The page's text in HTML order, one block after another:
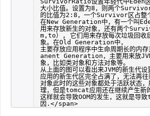
大小比值。设置为8，则两个
的比值为2:8，一个Survivor区占整
在New Generation中，有一个叫
用来存放新生的对象，还有两个
m,to）, 它们用来存放每次垃圾回收
象。在Old Generation中，
主要存放应用程序中生命周期长的内
anent Generation，主要用来放
象，比如类对象和方法对象等。
从上面的图可以看出来JVM的新生代设
应用的新生代区完全占满了，无法再
对象此时的这些对象都处于活跃状态，
理，但是tomcat应用还在继续产生新
这样就会导致OOM的发生，这就是导
因.</span>